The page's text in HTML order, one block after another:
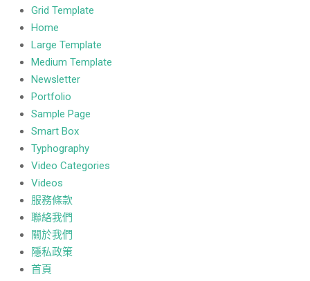
Grid Template
Home
Large Template
Medium Template
Newsletter
Portfolio
Sample Page
Smart Box
Typhography
Video Categories
Videos
服務條款
聯絡我們
關於我們
隱私政策
首頁